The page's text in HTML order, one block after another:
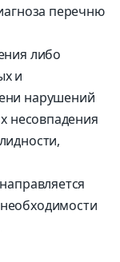
перечню
либо
и
нарушений
несовпадения